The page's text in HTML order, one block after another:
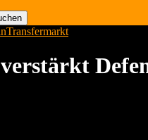
Transfermarkt